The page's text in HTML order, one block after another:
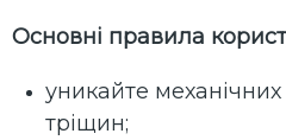
Основні правила
уникайте
тріщин;